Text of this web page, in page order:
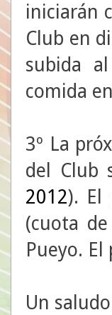
iniciarán
Club en
subida
comida
3º La
del Club
2012). El
(cuota
Pueyo.
Un saludo